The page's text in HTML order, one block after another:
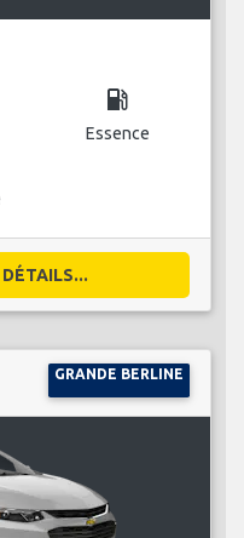
local_gas_station
Essence
GRANDE BERLINE